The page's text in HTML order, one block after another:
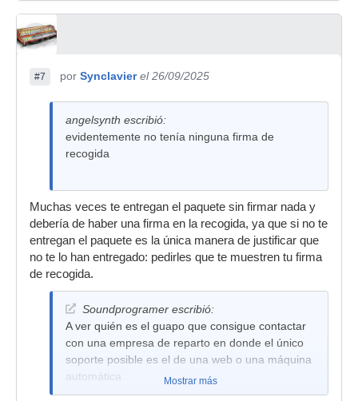
#7 por Synclavier el 26/09/2025
angelsynth escribió:
evidentemente no tenía ninguna firma de
recogida
Muchas veces te entregan el paquete sin firmar nada y
debería de haber una firma en la recogida, ya que si no te
entregan el paquete es la única manera de justificar que
no te lo han entregado: pedirles que te muestren tu firma
de recogida.
Soundprogramer escribió:
A ver quién es el guapo que consigue contactar
con una empresa de reparto en donde el único
soporte posible es el de una web o una máquina
automática
Mostrar más